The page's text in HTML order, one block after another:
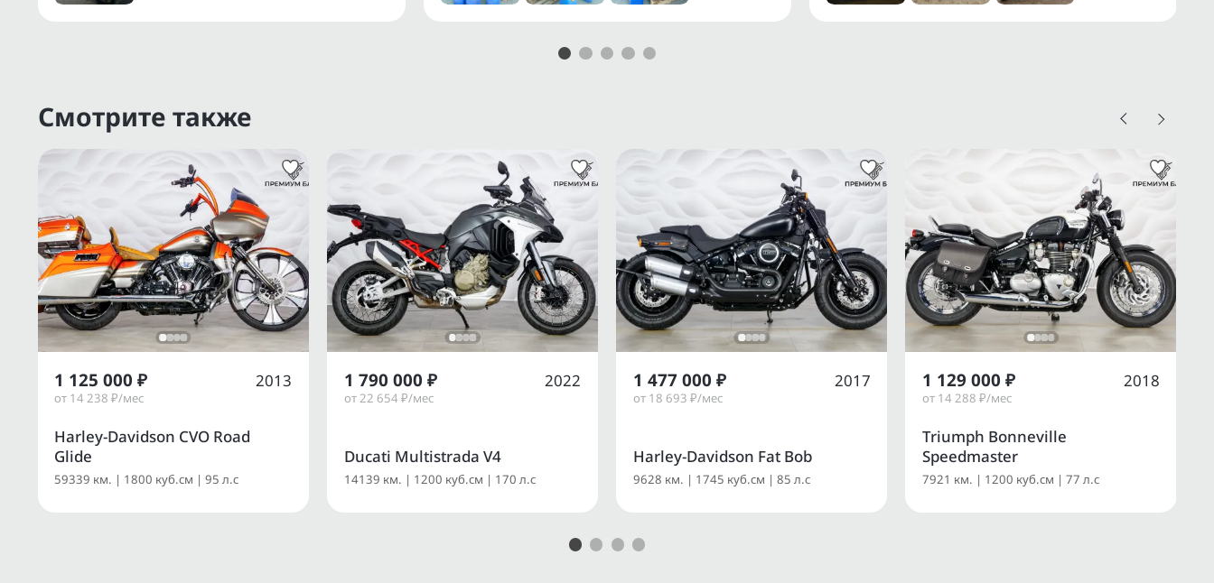
Смотрите также
Harley-Davidson CVO Road
Glide
59339 км. | 1800 куб.см | 95 л.с
1 125 000 ₽
от 14 238 ₽/мес
2013
Ducati Multistrada V4
14139 км. | 1200 куб.см | 170 л.с
1 790 000 ₽
от 22 654 ₽/мес
2022
Harley-Davidson Fat Bob
9628 км. | 1745 куб.см | 85 л.с
1 477 000 ₽
от 18 693 ₽/мес
2017
Triumph Bonneville
Speedmaster
7921 км. | 1200 куб.см | 77 л.с
1 129 000 ₽
от 14 288 ₽/мес
2018